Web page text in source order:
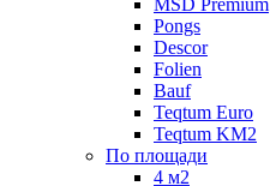
MSD Premium
Pongs
Descor
Folien
Bauf
Teqtum Euro
Teqtum KM2
По площади
4 м2